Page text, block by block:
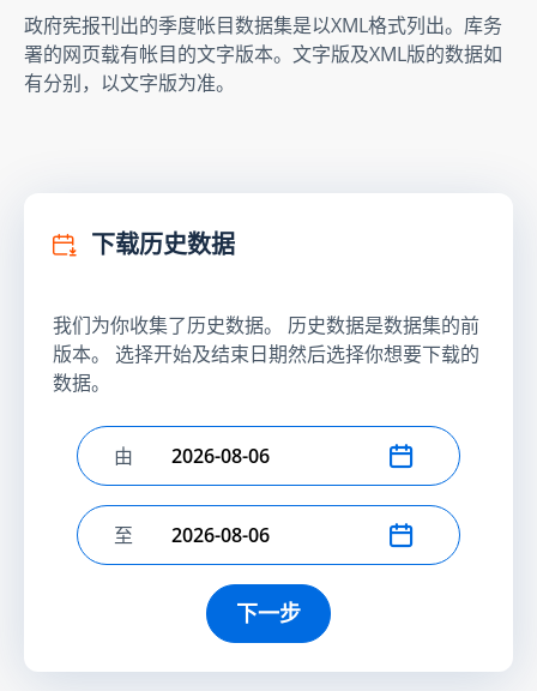
政府宪报刊出的季度帐目数据集是以XML格式列出。库务
署的网页载有帐目的文字版本。文字版及XML版的数据如
有分别，以文字版为准。
下载历史数据
我们为你收集了历史数据。 历史数据是数据集的前
版本。 选择开始及结束日期然后选择你想要下载的
数据。
选择开始日期
由
选择结束日期
至
下一步